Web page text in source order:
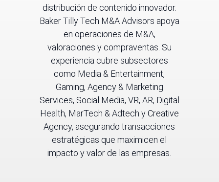
distribución de contenido innovador.
Baker Tilly Tech M&A Advisors apoya
en operaciones de M&A,
valoraciones y compraventas. Su
experiencia cubre subsectores
como Media & Entertainment,
Gaming, Agency & Marketing
Services, Social Media, VR, AR, Digital
Health, MarTech & Adtech y Creative
Agency, asegurando transacciones
estratégicas que maximicen el
impacto y valor de las empresas.